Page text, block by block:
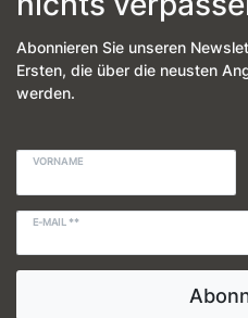
Abonnieren Sie unseren
Ersten, die über die neusten
werden.
VORNAME
E-MAIL **